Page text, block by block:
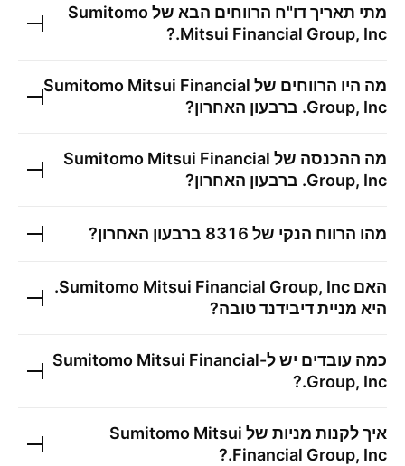
מתי תאריך דו"ח הרווחים הבא שלSumitomo
Mitsui Financial Group, Inc.
?
מה היו הרווחים של Sumitomo Mitsui Financial
Group, Inc. ברבעון האחרון?
מה ההכנסה של Sumitomo Mitsui Financial
Group, Inc. ברבעון האחרון?
מהו הרווח הנקי של 8316 ברבעון האחרון?
האם Sumitomo Mitsui Financial Group, Inc.
היא מניית דיבידנד טובה?
כמה עובדים יש ל-Sumitomo Mitsui Financial
Group, Inc.
?
איך לקנות מניות של Sumitomo Mitsui
Financial Group, Inc.
?